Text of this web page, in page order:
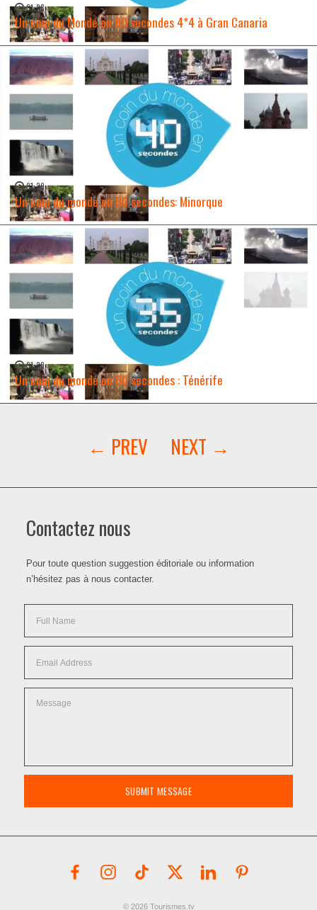
01:28
Un coin du Monde en 80 secondes 4*4 à Gran Canaria
WATCH NOW →
01:30
Un coin du monde en 80 secondes: Minorque
WATCH NOW →
01:30
Un coin du monde en 80 secondes : Ténérife
WATCH NOW →
Contactez nous
Pour toute question suggestion éditoriale ou information
n’hésitez pas à nous contacter.
SUBMIT MESSAGE
© 2026 Tourismes.tv